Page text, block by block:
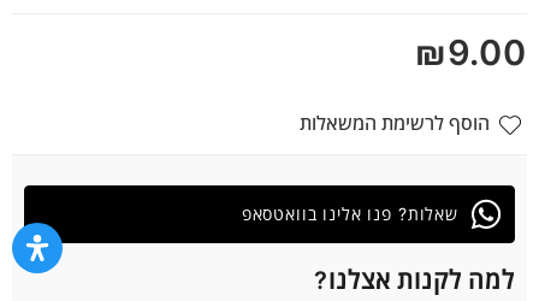
₪9.00
הוסף לרשימת המשאלות
למה לקנות אצלנו?
שאלות? פנו אלינו בוואטסאפ